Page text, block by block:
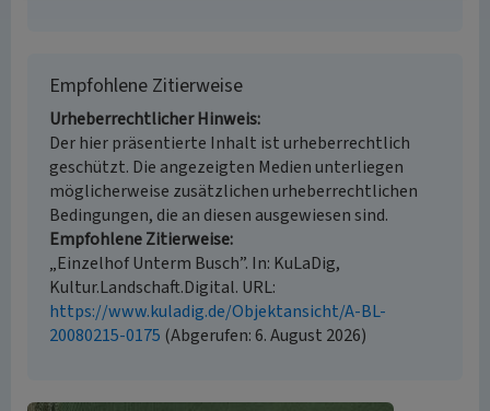
Empfohlene Zitierweise
Urheberrechtlicher Hinweis
Der hier präsentierte Inhalt ist urheberrechtlich
geschützt. Die angezeigten Medien unterliegen
möglicherweise zusätzlichen urheberrechtlichen
Bedingungen, die an diesen ausgewiesen sind.
Empfohlene Zitierweise
„Einzelhof Unterm Busch”. In: KuLaDig,
Kultur.Landschaft.Digital. URL:
https://www.kuladig.de/Objektansicht/A-BL-
20080215-0175 (Abgerufen: 6. August 2026)